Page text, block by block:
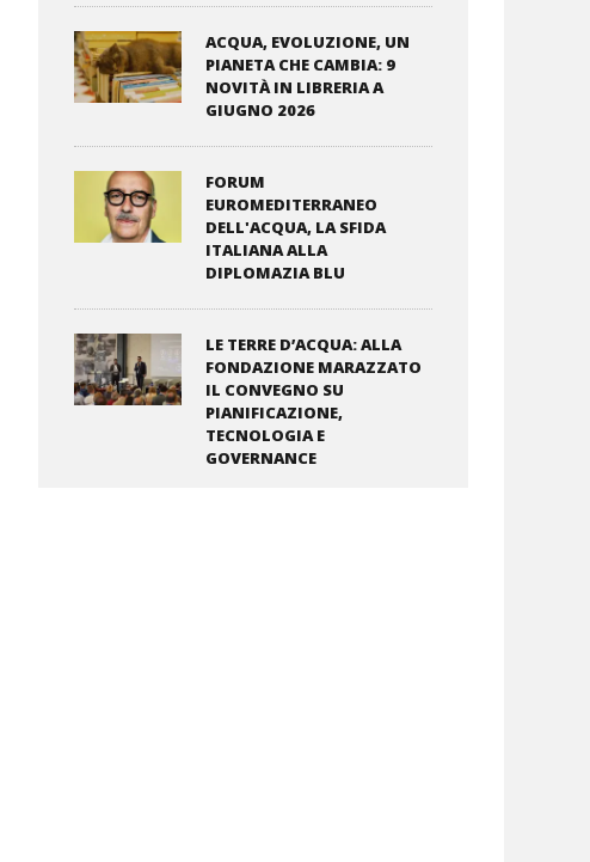
ACQUA, EVOLUZIONE, UN
PIANETA CHE CAMBIA: 9
NOVITÀ IN LIBRERIA A
GIUGNO 2026
FORUM
EUROMEDITERRANEO
DELL'ACQUA, LA SFIDA
ITALIANA ALLA
DIPLOMAZIA BLU
LE TERRE D’ACQUA: ALLA
FONDAZIONE MARAZZATO
IL CONVEGNO SU
PIANIFICAZIONE,
TECNOLOGIA E
GOVERNANCE